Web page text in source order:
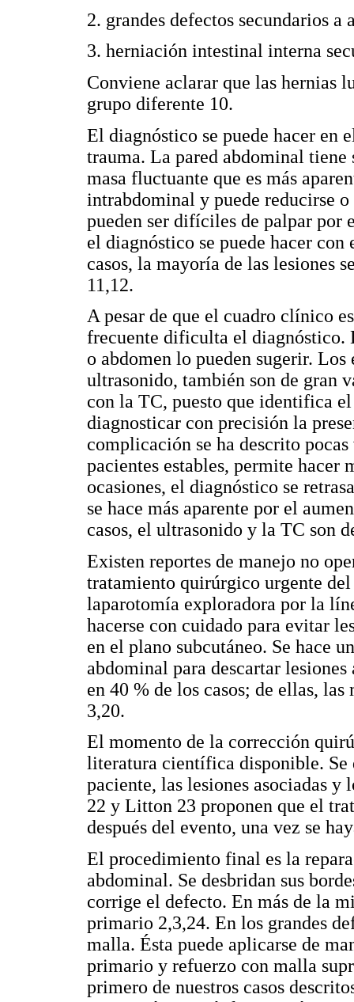
2. grandes defectos secundarios
3. herniación intestinal interna
Conviene aclarar que las hernias
grupo diferente 10.
El diagnóstico se puede hacer en
trauma. La pared abdominal tiene
masa fluctuante que es más
intrabdominal y puede reducirse
pueden ser difíciles de palpar por
el diagnóstico se puede hacer
casos, la mayoría de las lesiones
11,12.
A pesar de que el cuadro clínico
frecuente dificulta el diagnóstico.
o abdomen lo pueden sugerir.
ultrasonido, también son de gran
con la TC, puesto que identifica
diagnosticar con precisión la
complicación se ha descrito
pacientes estables, permite hacer
ocasiones, el diagnóstico se
se hace más aparente por el
casos, el ultrasonido y la TC son
Existen reportes de manejo no
tratamiento quirúrgico urgente del
laparotomía exploradora por la
hacerse con cuidado para evitar
en el plano subcutáneo. Se hace
abdominal para descartar lesiones
en 40 % de los casos; de ellas,
3,20.
El momento de la corrección
literatura científica disponible. Se
paciente, las lesiones asociadas
22 y Litton 23 proponen que el
después del evento, una vez se
El procedimiento final es la
abdominal. Se desbridan sus
corrige el defecto. En más de la
primario 2,3,24. En los grandes
malla. Ésta puede aplicarse de
primario y refuerzo con malla
primero de nuestros casos